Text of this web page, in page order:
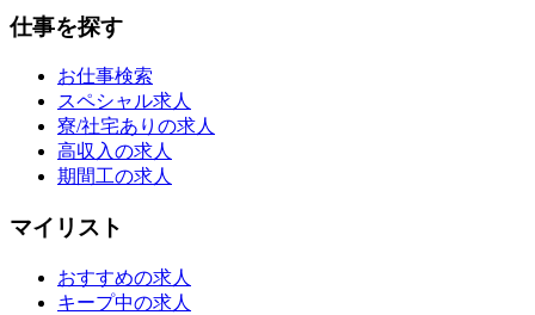
仕事を探す
お仕事検索
スペシャル求人
寮/社宅ありの求人
高収入の求人
期間工の求人
マイリスト
おすすめの求人
キープ中の求人